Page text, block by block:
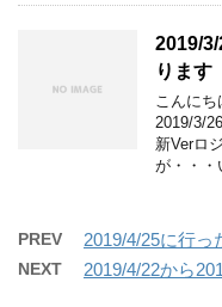
2019/
ります
こんに
2019/3/
新Verロ
が・・
PREV 2019/4/25に行
NEXT 2019/4/22から